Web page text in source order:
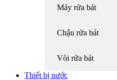
Máy rửa bát
Chậu rửa bát
Vòi rửa bát
Thiết bị nước